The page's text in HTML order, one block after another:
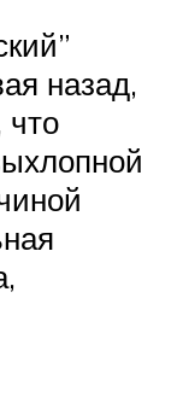
назад,
что